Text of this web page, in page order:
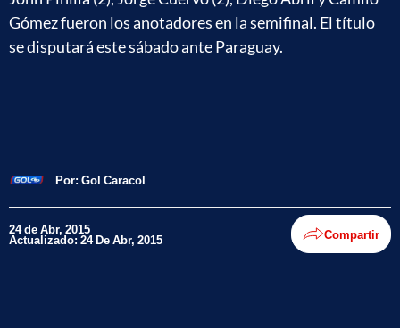
Gómez fueron los anotadores en la semifinal. El título
se disputará este sábado ante Paraguay.
Por: Gol Caracol
24 de Abr, 2015
Actualizado: 24 De Abr, 2015 Compartir